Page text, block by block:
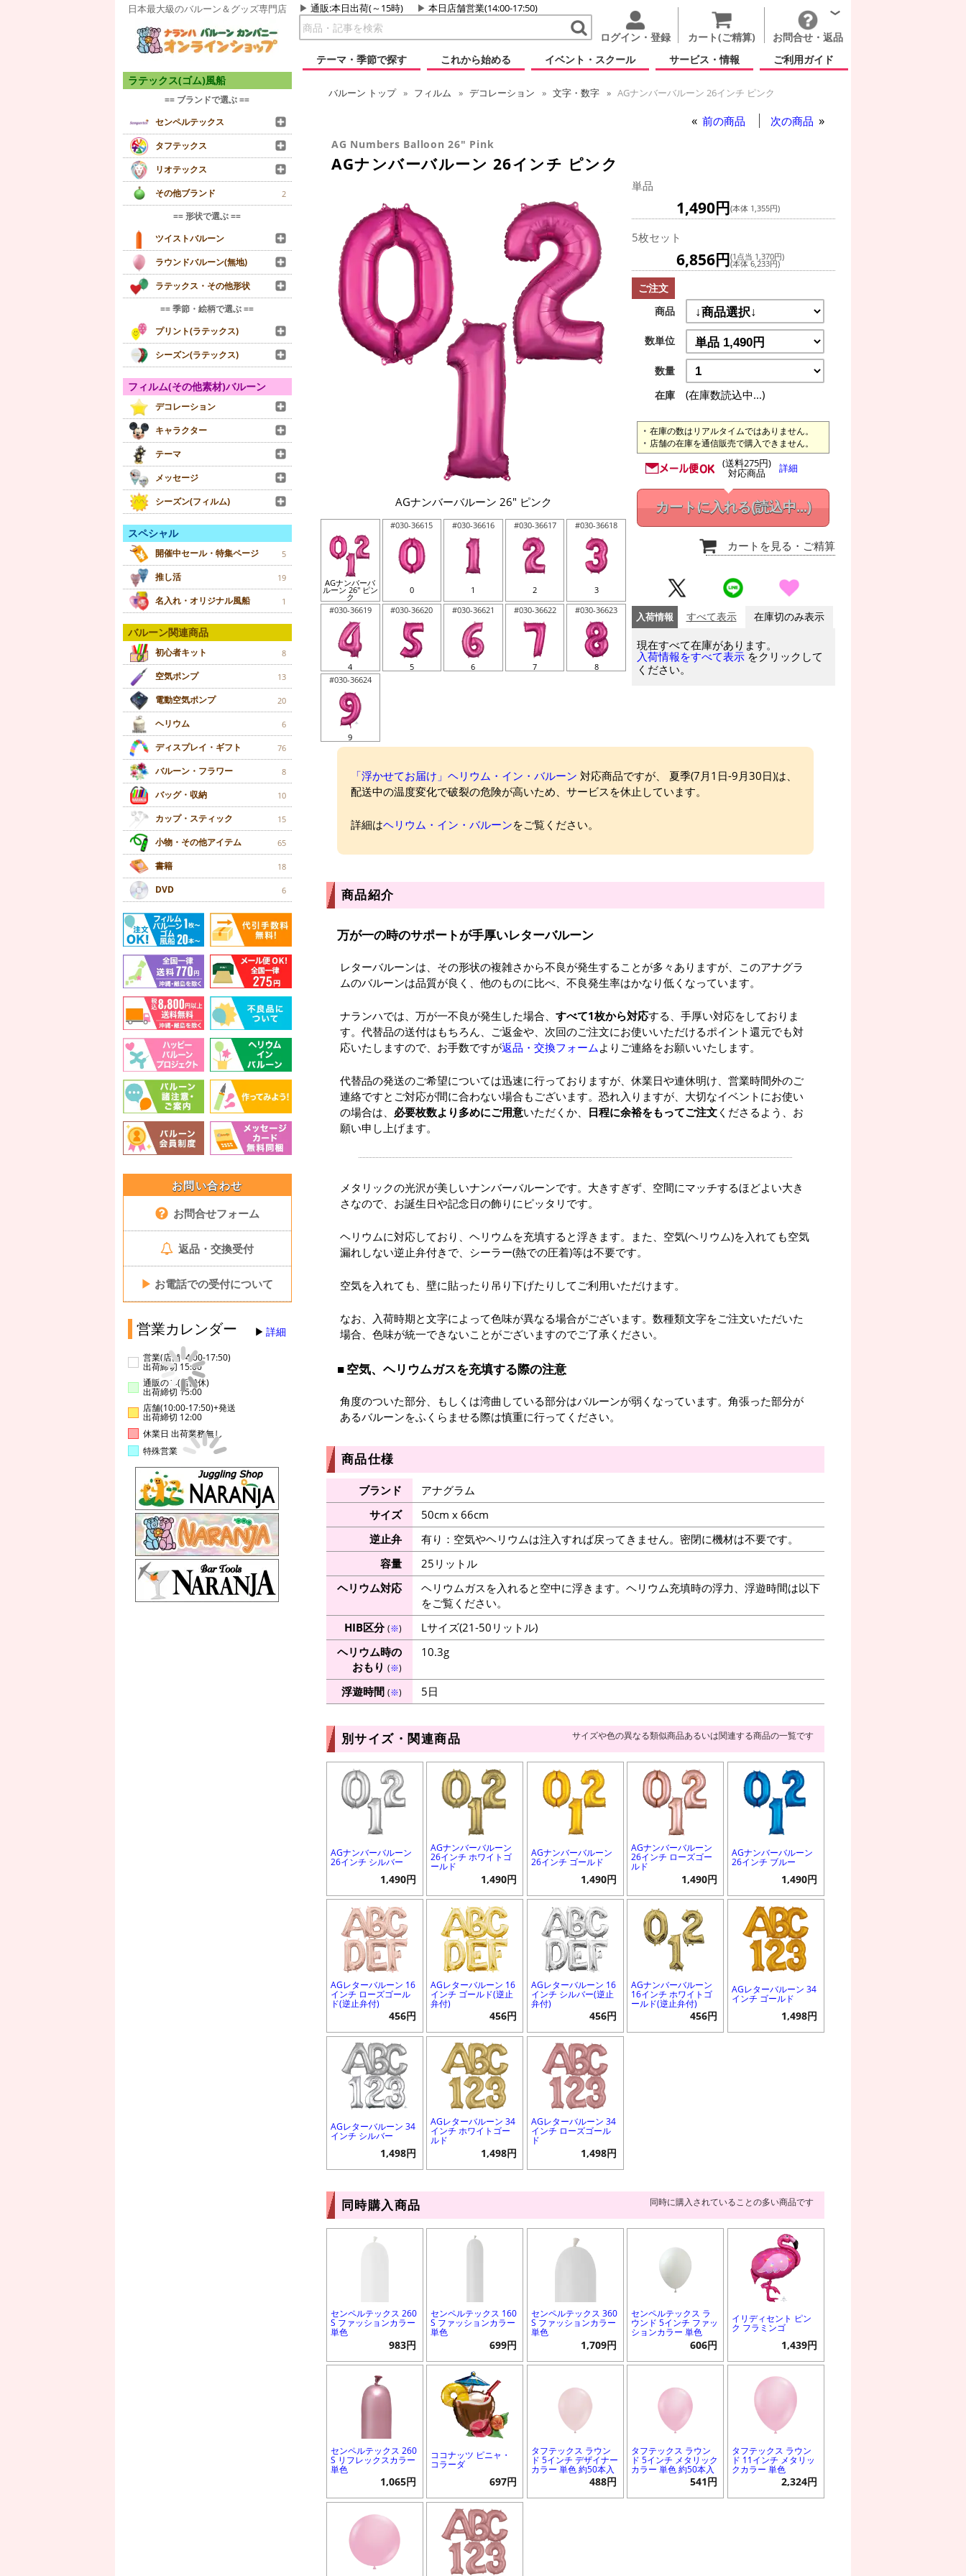
日本最大級のバルーン＆グッズ専門店 通販:本日出荷(～15時) 本日店舗営業(14:00-17:50)
ログイン・登録 カート(ご精算)
お問合せ・返品
テーマ・季節で探す
これから始める イベント・スクール サービス・情報 ご利用ガイド
ラテックス(ゴム)風船
== ブランドで選ぶ ==
センペルテックス
タフテックス
リオテックス
その他ブランド
2
== 形状で選ぶ ==
ツイストバルーン
ラウンドバルーン(無地)
ラテックス・その他形状
== 季節・絵柄で選ぶ ==
プリント(ラテックス)
シーズン(ラテックス)
フィルム(その他素材)バルーン
デコレーション
キャラクター
テーマ
メッセージ
シーズン(フィルム)
スペシャル
開催中セール・特集ページ 5
推し活 19
名入れ・オリジナル風船 1
バルーン関連商品
初心者キット 8
空気ポンプ 13
電動空気ポンプ 20
ヘリウム 6
ディスプレイ・ギフト 76
バルーン・フラワー 8
バッグ・収納 10
カップ・スティック 15
小物・その他アイテム 65
書籍 18
DVD 6
お問い合わせ
お問合せフォーム
返品・交換受付
▶ お電話での受付について
営業カレンダー 詳細
営業(店舗14:00-17:50)
出荷締切 15:00
通販のみ(店舗休)
出荷締切 15:00
店舗(10:00-17:50)+発送
出荷締切 12:00
休業日 出荷業務無し
特殊営業
バルーン トップ フィルム デコレーション 文字・数字 AGナンバーバルーン 26インチ ピンク
前の商品 次の商品
AG Numbers Balloon 26" Pink
AGナンバーバルーン 26インチ ピンク
AGナンバーバルーン 26" ピンク
AGナンバーバ
ルーン 26" ピン
ク
#030-36615
0
#030-36616
1
#030-36617
2
#030-36618
3
#030-36619
4
#030-36620
5
#030-36621
6
#030-36622
7
#030-36623
8
#030-36624
9
単品
1,490円(本体 1,355円)
5枚セット
6,856円(1点当 1,370円)
(本体 6,233円)
ご注文
商品
数単位
数量
在庫
(在庫数読込中...)
在庫の数はリアルタイムではありません。
店舗の在庫を通信販売で購入できません。
(送料275円)
対応商品 詳細
カートに入れる(読込中...)
カートを見る ・ご精算
入荷情報 すべて表示 在庫切のみ表示
現在すべて在庫があります。
入荷情報をすべて表示 をクリックして
ください。
「浮かせてお届け」ヘリウム・イン・バルーン 対応商品ですが、 夏季(7月1日-9月30日)は、
配送中の温度変化で破裂の危険が高いため、サービスを休止しています。
詳細はヘリウム・イン・バルーンをご覧ください。
商品紹介
万が一の時のサポートが手厚いレターバルーン
レターバルーンは、その形状の複雑さから不良が発生することが多々ありますが、このアナグラ
ムのバルーンは品質が良く、他のものに比べ、不良発生率はかなり低くなっています。
ナランハでは、万が一不良が発生した場合、 すべて1枚から対応する、手厚い対応をしておりま
す。代替品の送付はもちろん、ご返金や、次回のご注文にお使いいただけるポイント還元でも対
応いたしますので、お手数ですが返品・交換フォームよりご連絡をお願いいたします。
代替品の発送のご希望については迅速に行っておりますが、休業日や連休明け、営業時間外のご
連絡ですとご対応が間に合わない場合もございます。恐れ入りますが、大切なイベントにお使い
の場合は、 必要枚数より多めにご用意いただくか、 日程に余裕をもってご注文 くださるよう、お
願い申し上げます。
メタリックの光沢が美しいナンバーバルーンです。大きすぎず、空間にマッチするほどよい大き
さなので、お誕生日や記念日の飾りにピッタリです。
ヘリウムに対応しており、ヘリウムを充填すると浮きます。また、空気(ヘリウム)を入れても空気
漏れしない逆止弁付きで、シーラー(熱での圧着)等は不要です。
空気を入れても、壁に貼ったり吊り下げたりしてご利用いただけます。
なお、入荷時期と文字によって色味が異なる場合がございます。数種類文字をご注文いただいた
場合、色味が統一できないことがございますのでご了承ください。
空気、ヘリウムガスを充填する際の注意
角度のついた部分、もしくは湾曲している部分はバルーンが弱くなっています。角張った部分が
あるバルーンをふくらませる際は慎重に行ってください。
商品仕様
ブランド
アナグラム
サイズ
50cm x 66cm
逆止弁
有り：空気やヘリウムは注入すれば戻ってきません。密閉に機材は不要です。
容量
25リットル
ヘリウム対応
ヘリウムガスを入れると空中に浮きます。ヘリウム充填時の浮力、浮遊時間は以下
をご覧ください。
HIB区分(※)
Lサイズ(21-50リットル)
ヘリウム時の
おもり (※)
10.3g
浮遊時間 (※) 5日
別サイズ・関連商品 サイズや色の異なる類似商品あるいは関連する商品の一覧です
AGナンバーバルーン
26インチ シルバー
1,490円
AGナンバーバルーン
26インチ ホワイトゴ
ールド
1,490円
AGナンバーバルーン
26インチ ゴールド
1,490円
AGナンバーバルーン
26インチ ローズゴー
ルド
1,490円
AGナンバーバルーン
26インチ ブルー
1,490円
AGレターバルーン 16
インチ ローズゴール
ド(逆止弁付)
456円
AGレターバルーン 16
インチ ゴールド(逆止
弁付)
456円
AGレターバルーン 16
インチ シルバー(逆止
弁付)
456円
AGナンバーバルーン
16インチ ホワイトゴ
ールド(逆止弁付)
456円
AGレターバルーン 34
インチ ゴールド
1,498円
AGレターバルーン 34
インチ シルバー
1,498円
AGレターバルーン 34
インチ ホワイトゴー
ルド
1,498円
AGレターバルーン 34
インチ ローズゴール
ド
1,498円
同時購入商品 同時に購入されていることの多い商品です
センペルテックス 260
S ファッションカラー
単色
983円
センペルテックス 160
S ファッションカラー
単色
699円
センペルテックス 360
S ファッションカラー
単色
1,709円
センペルテックス ラ
ウンド 5インチ ファッ
ションカラー 単色
606円
イリディセント ピン
ク フラミンゴ
1,439円
センペルテックス 260
S リフレックスカラー
単色
1,065円
ココナッツ ピニャ・
コラーダ
697円
タフテックス ラウン
ド 5インチ デザイナー
カラー 単色 約50本入
488円
タフテックス ラウン
ド 5インチ メタリック
カラー 単色 約50本入
541円
タフテックス ラウン
ド 11インチ メタリッ
クカラー 単色
2,324円